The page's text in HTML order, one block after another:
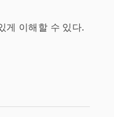
게 이해할 수 있다.